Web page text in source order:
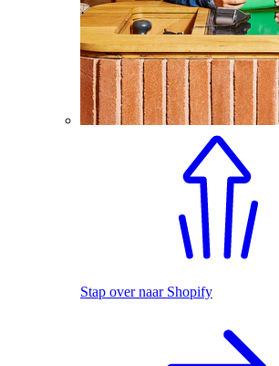
Stap over naar Shopify